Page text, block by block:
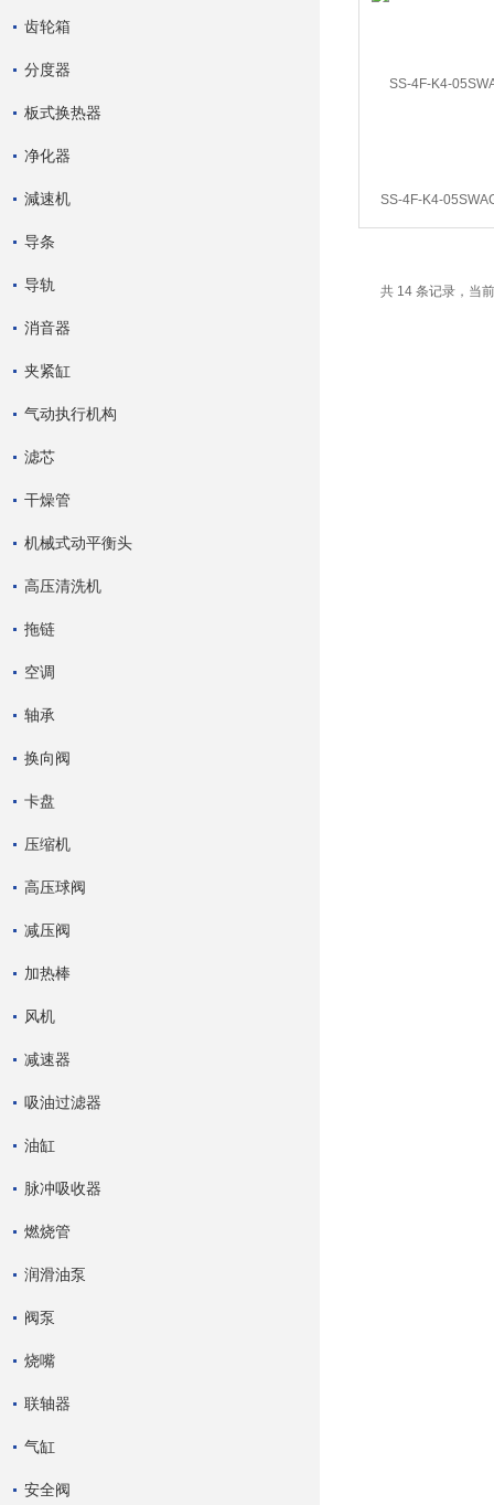
齿轮箱
分度器
板式换热器
净化器
減速机
导条
导轨
消音器
夹紧缸
气动执行机构
滤芯
干燥管
机械式动平衡头
高压清洗机
拖链
空调
轴承
换向阀
卡盘
压缩机
高压球阀
减压阀
加热棒
风机
减速器
吸油过滤器
油缸
脉冲吸收器
燃烧管
润滑油泵
阀泵
烧嘴
联轴器
气缸
安全阀
SS-4F-K4-
共 14 条记录，当